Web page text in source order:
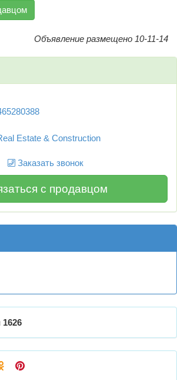
Объявление размещено 10-11-14
Estate & Construction
Заказать звонок
с продавцом
1626